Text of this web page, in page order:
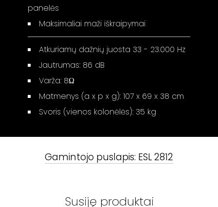
panelės
Maksimaliai maži iškraipymai
Atkuriamų dažnių juosta 33 - 23.000 Hz
Jautrumas: 86 dB
Varža: 8Ω
Matmenys (a x p x g): 107 x 69 x 38 cm
Svoris (vienos kolonėlės): 35 kg
Gamintojo puslapis: ESL 2812
Susiję produktai